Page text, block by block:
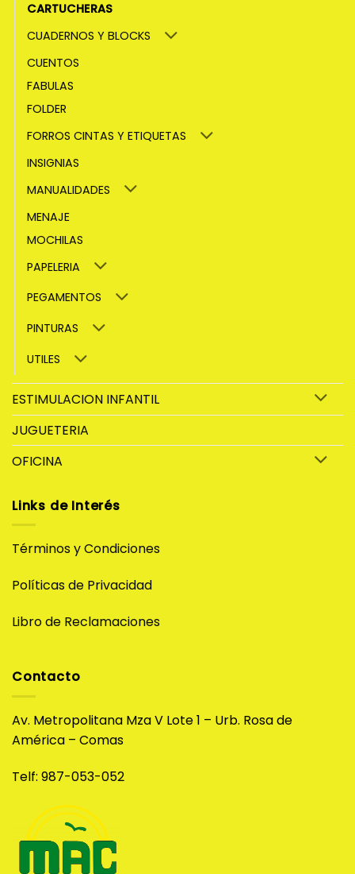
CARTUCHERAS
CUADERNOS Y BLOCKS
CUENTOS
FABULAS
FOLDER
FORROS CINTAS Y ETIQUETAS
INSIGNIAS
MANUALIDADES
MENAJE
MOCHILAS
PAPELERIA
PEGAMENTOS
PINTURAS
UTILES
ESTIMULACION INFANTIL
JUGUETERIA
OFICINA
Links de Interés
Términos y Condiciones
Políticas de Privacidad
Libro de Reclamaciones
Contacto
Av. Metropolitana Mza V Lote 1 – Urb. Rosa de
América – Comas
Telf: 987-053-052